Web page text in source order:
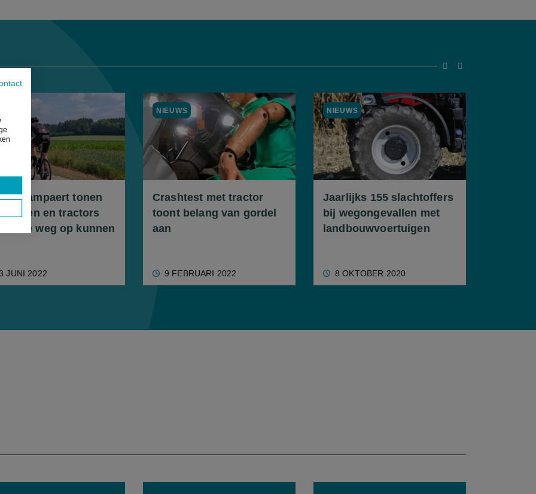
Lampaert tonen
fietsen en tractors
de weg op kunnen
JUNI 2022
Crashtest met tractor
toont belang van gordel
aan
9 FEBRUARI 2022
NIEUWS
Jaarlijks 155 slachtoffers
bij wegongevallen met
landbouwvoertuigen
8 OKTOBER 2020
NIEUWS